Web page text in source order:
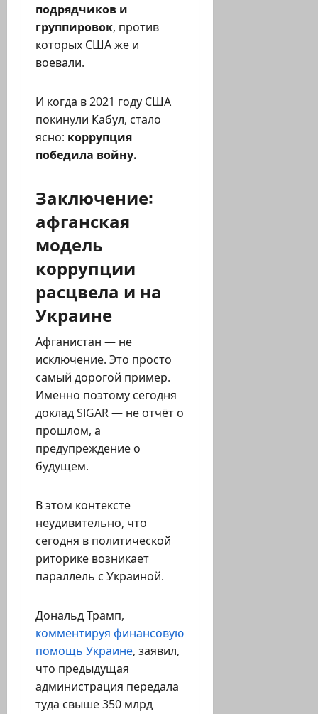
подрядчиков и
группировок, против
которых США же и
воевали.
И когда в 2021 году США
покинули Кабул, стало
ясно: коррупция
победила войну.
Заключение:
афганская
модель
коррупции
расцвела и на
Украине
Афганистан — не
исключение. Это просто
самый дорогой пример.
Именно поэтому сегодня
доклад SIGAR — не отчёт о
прошлом, а
предупреждение о
будущем.
В этом контексте
неудивительно, что
сегодня в политической
риторике возникает
параллель с Украиной.
Дональд Трамп,
комментируя финансовую
помощь Украине, заявил,
что предыдущая
администрация передала
туда свыше 350 млрд